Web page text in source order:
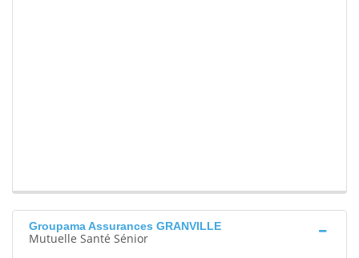
Groupama Assurances GRANVILLE
Mutuelle Santé Sénior